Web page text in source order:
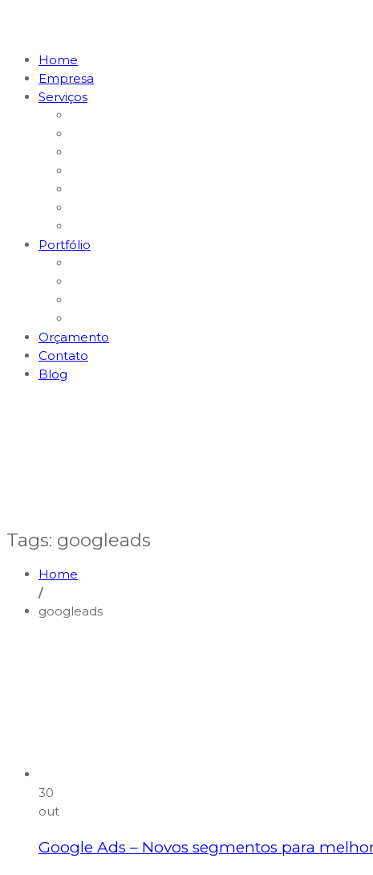
Home
Empresa
Serviços
Portfólio
Orçamento
Contato
Blog
Tags: googleads
Home
/
googleads
30
out
Google Ads – Novos segmentos para